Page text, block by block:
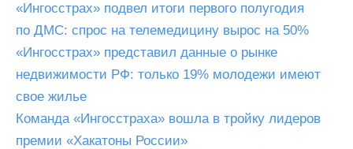
«Ингосстрах» подвел итоги первого полугодия
по ДМС: спрос на телемедицину вырос на 50%
«Ингосстрах» представил данные о рынке
недвижимости РФ: только 19% молодежи имеют
свое жилье
Команда «Ингосстраха» вошла в тройку лидеров
премии «Хакатоны России»